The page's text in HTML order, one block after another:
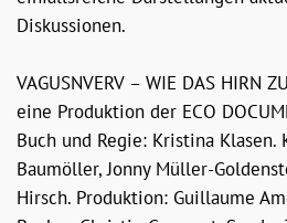
Diskussionen.
VAGUSNVERV – WIE DAS HIRN
eine Produktion der ECO
Buch und Regie: Kristina Klasen.
Baumöller, Jonny Müller-
Hirsch. Produktion: Guillaume